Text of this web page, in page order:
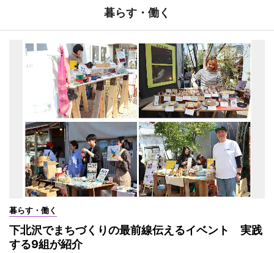
暮らす・働く
暮らす・働く
下北沢でまちづくりの最前線伝えるイベント 実践
する9組が紹介